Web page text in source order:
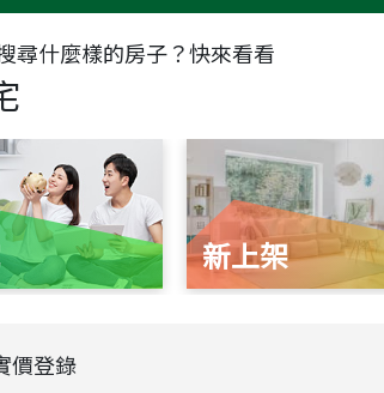
尋什麼樣的房子？快來看看
新上架
價登錄